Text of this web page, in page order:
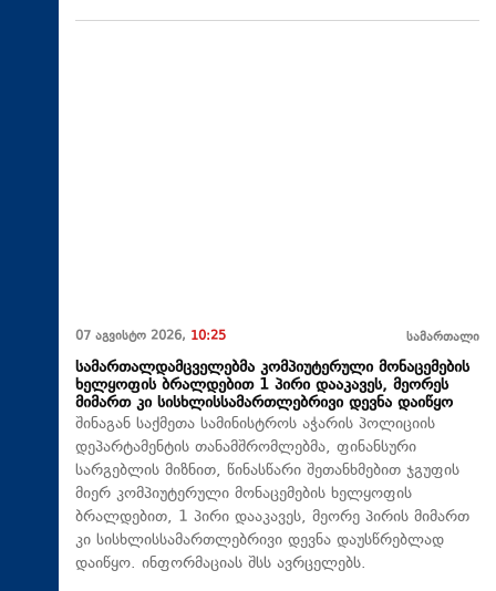
07 აგვისტო 2026, 10:25 სამართალი
სამართალდამცველებმა კომპიუტერული მონაცემების
ხელყოფის ბრალდებით 1 პირი დააკავეს, მეორეს
მიმართ კი სისხლისსამართლებრივი დევნა დაიწყო
შინაგან საქმეთა სამინისტროს აჭარის პოლიციის
დეპარტამენტის თანამშრომლებმა, ფინანსური
სარგებლის მიზნით, წინასწარი შეთანხმებით ჯგუფის
მიერ კომპიუტერული მონაცემების ხელყოფის
ბრალდებით, 1 პირი დააკავეს, მეორე პირის მიმართ
კი სისხლისსამართლებრივი დევნა დაუსწრებლად
დაიწყო. ინფორმაციას შსს ავრცელებს.